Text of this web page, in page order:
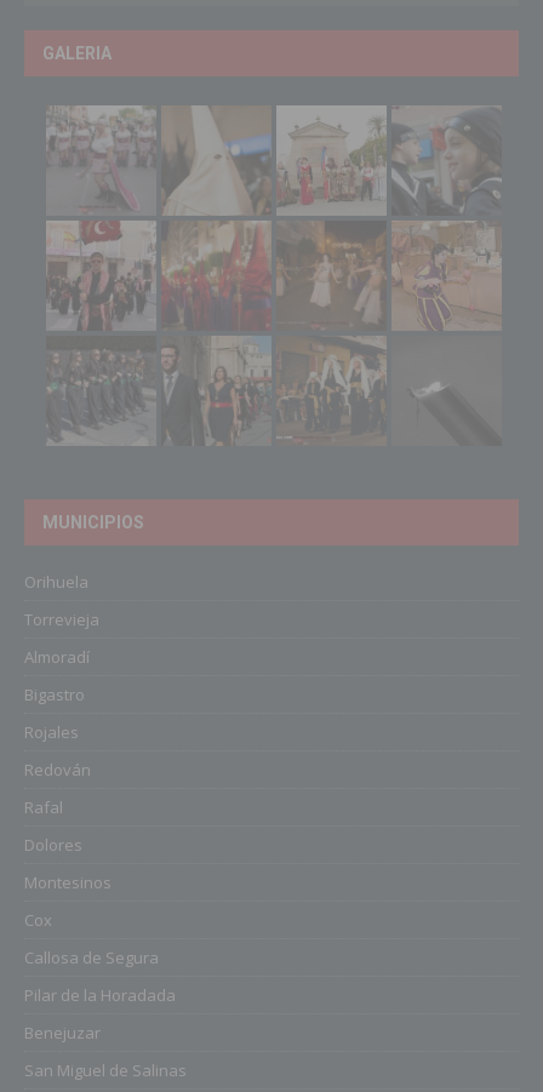
GALERIA
MUNICIPIOS
Orihuela
Torrevieja
Almoradí
Bigastro
Rojales
Redován
Rafal
Dolores
Montesinos
Cox
Callosa de Segura
Pilar de la Horadada
Benejuzar
San Miguel de Salinas